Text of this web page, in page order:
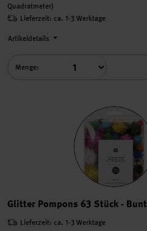
Quadratmeter)
Lieferzeit: ca. 1-3 Werktage
Artikeldetails
Menge:
Glitter Pompons 63 Stück - Bunt
Lieferzeit: ca. 1-3 Werktage